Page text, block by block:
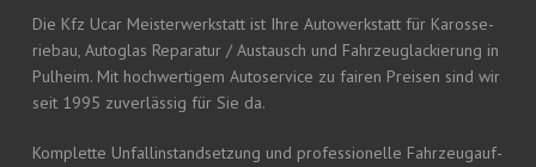
Die Kfz Ucar Meis­ter­werk­statt ist Ihre Auto­werk­statt für Karos­se­
rie­bau, Auto­glas Repa­ra­tur / Aus­tausch und Fahr­zeug­la­ckie­rung in
Pul­heim. Mit hoch­wer­ti­gem Auto­ser­vice zu fai­ren Prei­sen sind wir
seit 1995 zuver­läs­sig für Sie da.
Kom­plet­te Unfall­in­stand­set­zung und pro­fes­sio­nel­le Fahr­zeug­auf­